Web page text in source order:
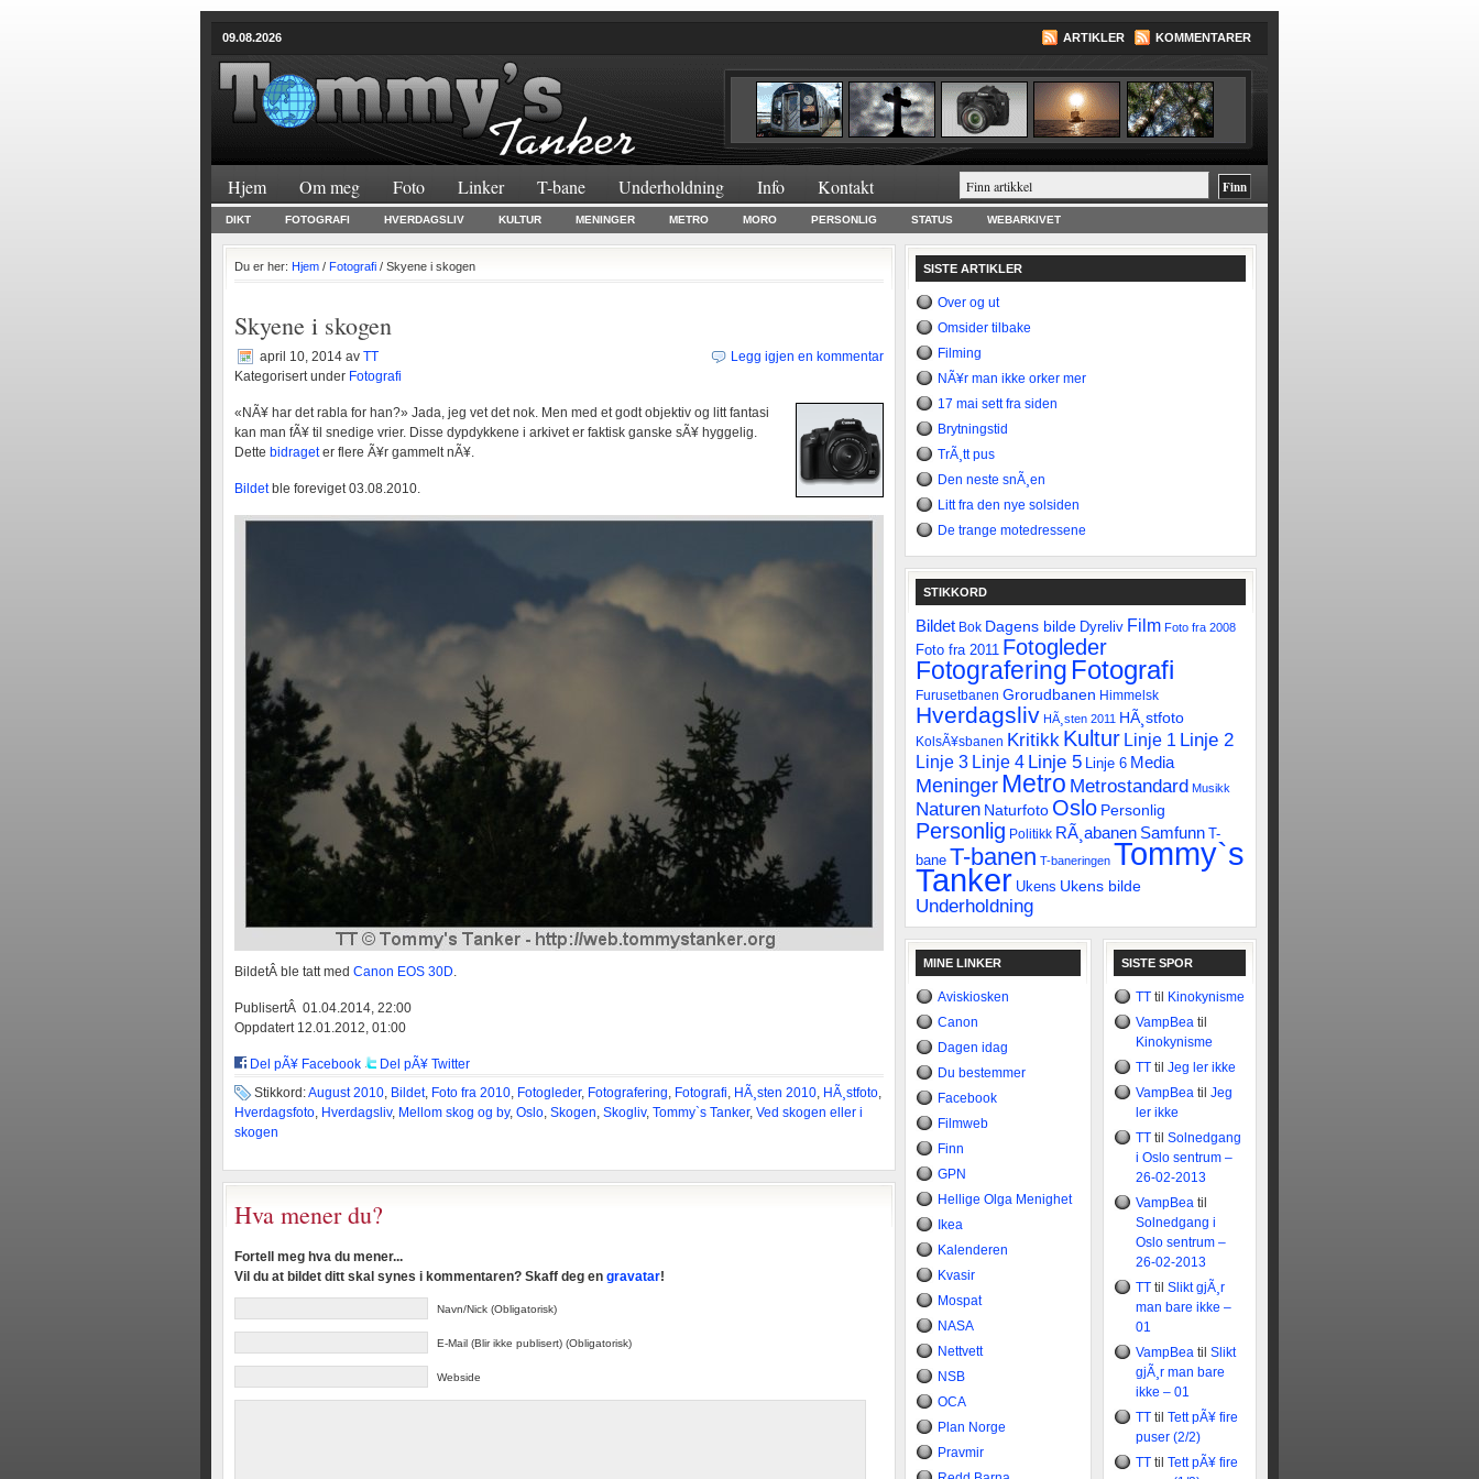
09.08.2026 ARTIKLER KOMMENTARER
Hjem Om meg Foto Linker T-bane Underholdning Info Kontakt
DIKT FOTOGRAFI HVERDAGSLIV KULTUR MENINGER METRO MORO PERSONLIG STATUS WEBARKIVET
Du er her: Hjem / Fotografi / Skyene i skogen
Skyene i skogen
april 10, 2014 av TT
Kategorisert under Fotografi
Legg igjen en kommentar
«NÃ¥ har det rabla for han?» Jada, jeg vet det nok. Men med et godt objektiv og litt fantasi
kan man fÃ¥ til snedige vrier. Disse dypdykkene i arkivet er faktisk ganske sÃ¥ hyggelig.
Dette bidrageter flere Ã¥r gammelt nÃ¥.
Bildetble foreviget 03.08.2010.
BildetÂ ble tatt med Canon EOS 30D.
PublisertÂ 01.04.2014, 22:00
Oppdatert 12.01.2012, 01:00
Del pÃ¥ Facebook
Del pÃ¥ Twitter
Stikkord:August 2010, Bildet, Foto fra 2010, Fotogleder, Fotografering, Fotografi, HÃ¸sten 2010, HÃ¸stfoto,
Hverdagsfoto, Hverdagsliv, Mellom skog og by, Oslo, Skogen, Skogliv, Tommy`s Tanker, Ved skogen eller i
skogen
Hva mener du?
Fortell meg hva du mener...
Vil du at bildet ditt skal synes i kommentaren? Skaff deg en gravatar!
Navn/Nick (Obligatorisk)
E-Mail (Blir ikke publisert) (Obligatorisk)
Webside
SISTE ARTIKLER
Over og ut
Omsider tilbake
Filming
NÃ¥r man ikke orker mer
17 mai sett fra siden
Brytningstid
TrÃ¸tt pus
Den neste snÃ¸en
Litt fra den nye solsiden
De trange motedressene
STIKKORD
Bildet Bok Dagens bilde Dyreliv Film Foto fra 2008
Foto fra 2011 Fotogleder
Fotografering Fotografi
Furusetbanen Grorudbanen Himmelsk
Hverdagsliv HÃ¸sten 2011 HÃ¸stfoto
KolsÃ¥sbanen Kritikk Kultur Linje 1 Linje 2
Linje 3 Linje 4 Linje 5 Linje 6 Media
Meninger Metro Metrostandard Musikk
Naturen Naturfoto Oslo Personlig
Personlig Politikk RÃ¸abanen Samfunn T-
bane T-banen T-baneringen Tommy`s
Tanker Ukens Ukens bilde
Underholdning
MINE LINKER
Aviskiosken
Canon
Dagen idag
Du bestemmer
Facebook
Filmweb
Finn
GPN
Hellige Olga Menighet
Ikea
Kalenderen
Kvasir
Mospat
NASA
Nettvett
NSB
OCA
Plan Norge
Pravmir
SISTE SPOR
TT til
Kinokynisme
VampBea til
Kinokynisme
TT til Jeg ler ikke
VampBea til Jeg
ler ikke
TT til Solnedgang
i Oslo sentrum –
26-02-2013
VampBea til
Solnedgang i
Oslo sentrum –
26-02-2013
TT til Slikt gjÃ¸r
man bare ikke –
01
VampBea til Slikt
gjÃ¸r man bare
ikke – 01
TT til Tett pÃ¥ fire
puser (2/2)
TT til Tett pÃ¥ fire